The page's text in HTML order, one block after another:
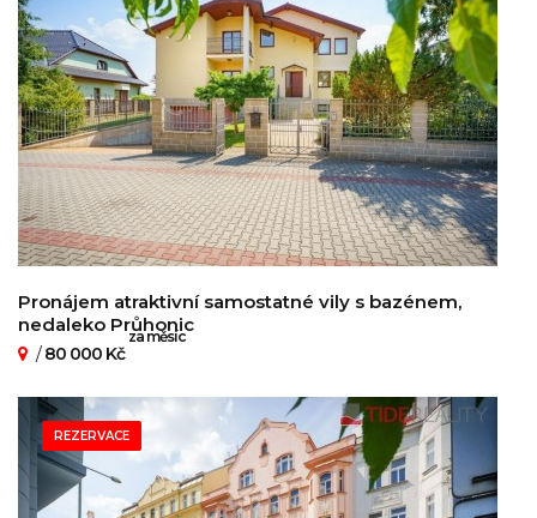
Pronájem atraktivní samostatné vily s bazénem,
nedaleko Průhonic
/80 000 Kč
za měsíc
REZERVACE